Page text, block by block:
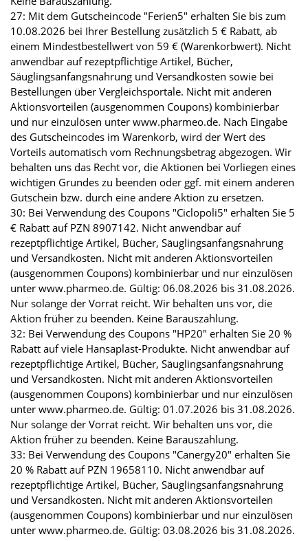
27: Mit dem Gutscheincode "Ferien5" erhalten Sie bis zum
10.08.2026 bei Ihrer Bestellung zusätzlich 5 € Rabatt, ab
einem Mindestbestellwert von 59 € (Warenkorbwert). Nicht
anwendbar auf rezeptpflichtige Artikel, Bücher,
Säuglingsanfangsnahrung und Versandkosten sowie bei
Bestellungen über Vergleichsportale. Nicht mit anderen
Aktionsvorteilen (ausgenommen Coupons) kombinierbar
und nur einzulösen unter www.pharmeo.de. Nach Eingabe
des Gutscheincodes im Warenkorb, wird der Wert des
Vorteils automatisch vom Rechnungsbetrag abgezogen. Wir
behalten uns das Recht vor, die Aktionen bei Vorliegen eines
wichtigen Grundes zu beenden oder ggf. mit einem anderen
Gutschein bzw. durch eine andere Aktion zu ersetzen.
30: Bei Verwendung des Coupons "Ciclopoli5" erhalten Sie 5
€ Rabatt auf PZN 8907142. Nicht anwendbar auf
rezeptpflichtige Artikel, Bücher, Säuglingsanfangsnahrung
und Versandkosten. Nicht mit anderen Aktionsvorteilen
(ausgenommen Coupons) kombinierbar und nur einzulösen
unter www.pharmeo.de. Gültig: 06.08.2026 bis 31.08.2026.
Nur solange der Vorrat reicht. Wir behalten uns vor, die
Aktion früher zu beenden. Keine Barauszahlung.
32: Bei Verwendung des Coupons "HP20" erhalten Sie 20 %
Rabatt auf viele Hansaplast-Produkte. Nicht anwendbar auf
rezeptpflichtige Artikel, Bücher, Säuglingsanfangsnahrung
und Versandkosten. Nicht mit anderen Aktionsvorteilen
(ausgenommen Coupons) kombinierbar und nur einzulösen
unter www.pharmeo.de. Gültig: 01.07.2026 bis 31.08.2026.
Nur solange der Vorrat reicht. Wir behalten uns vor, die
Aktion früher zu beenden. Keine Barauszahlung.
33: Bei Verwendung des Coupons "Canergy20" erhalten Sie
20 % Rabatt auf PZN 19658110. Nicht anwendbar auf
rezeptpflichtige Artikel, Bücher, Säuglingsanfangsnahrung
und Versandkosten. Nicht mit anderen Aktionsvorteilen
(ausgenommen Coupons) kombinierbar und nur einzulösen
unter www.pharmeo.de. Gültig: 03.08.2026 bis 31.08.2026.